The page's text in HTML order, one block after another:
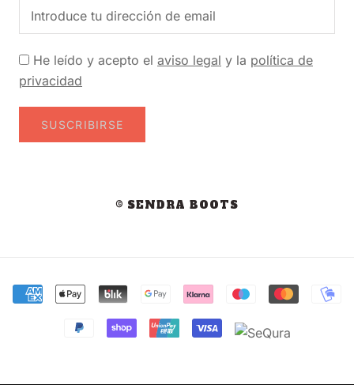
He leído y acepto el aviso legal y la política de
privacidad
SUSCRIBIRSE
© SENDRA BOOTS